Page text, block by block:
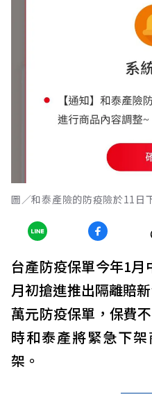
圖／和泰產險的防疫險於11日
台產防疫保單今年1
月初搶進推出隔離賠
萬元防疫保單，保費
時和泰產將緊急下
架。